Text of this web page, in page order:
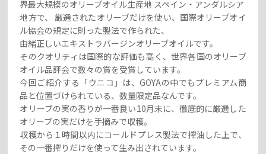
界最大規模のオリーブオイル生産地 スペイン・アンダルシア
地方で、 厳選されたオリーブだけを使い、国際オリーブオイ
ル協会の規定に則った製法で作られた、
由緒正しいエキストラバージンオリーブオイルです。
そのクオリティは国際的な評価も高く、世界各国のオリーブ
オイル品評会で数々の賞を受賞しています。
今回ご紹介する「ウニコ」は、GOYAの中でもプレミアム商
品と位置づけられている、数量限定品なんです。
オリーブの実の香りが一番良い10月末に、徹底的に厳選した
オリーブの実だけを手摘みで収穫。
収穫から１時間以内にコールドプレス製法で搾油した上で、
その一番搾りだけを使って生み出されています。